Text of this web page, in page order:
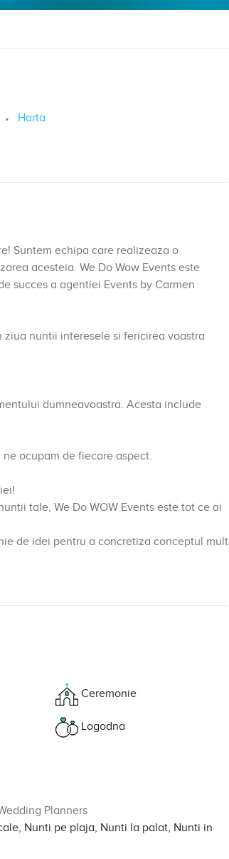
Harta
Suntem echipa care realizeaza o
acesteia. We Do Wow Events este
succes a agentiei Events by Carmen
nuntii interesele si fericirea voastra
dumneavoastra. Acesta include
ocupam de fiecare aspect.
tale, We Do WOW Events este tot ce ai
de idei pentru a concretiza conceptul mult
Ceremonie
Logodna
Planners
Nunti pe plaja, Nunti la palat, Nunti in